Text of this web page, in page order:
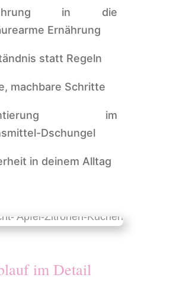
in die
Ernährung
statt Regeln
machbare Schritte
im
Dschungel
in deinem Alltag
im Detail